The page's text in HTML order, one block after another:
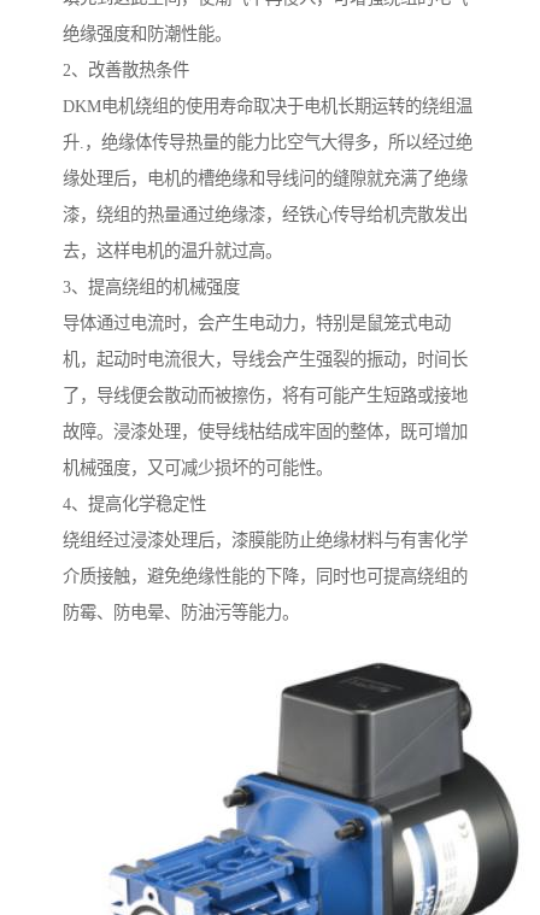
绝缘强度和防潮性能。
2、改善散热条件
DKM电机绕组的使用寿命取决于电机长期运转的绕组温
升.，绝缘体传导热量的能力比空气大得多，所以经过绝
缘处理后，电机的槽绝缘和导线问的缝隙就充满了绝缘
漆，绕组的热量通过绝缘漆，经铁心传导给机壳散发出
去，这样电机的温升就过高。
3、提高绕组的机械强度
导体通过电流时，会产生电动力，特别是鼠笼式电动
机，起动时电流很大，导线会产生强裂的振动，时间长
了，导线便会散动而被擦伤，将有可能产生短路或接地
故障。浸漆处理，使导线枯结成牢固的整体，既可增加
机械强度，又可减少损坏的可能性。
4、提高化学稳定性
绕组经过浸漆处理后，漆膜能防止绝缘材料与有害化学
介质接触，避免绝缘性能的下降，同时也可提高绕组的
防霉、防电晕、防油污等能力。